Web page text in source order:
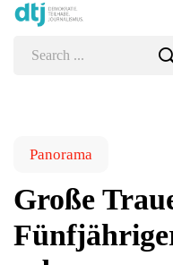
Panorama
Große